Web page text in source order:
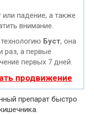
падение, а также
внимание.
Буст, она
раз, а первые
первых 7 дней.
продвижение
препарат быстро